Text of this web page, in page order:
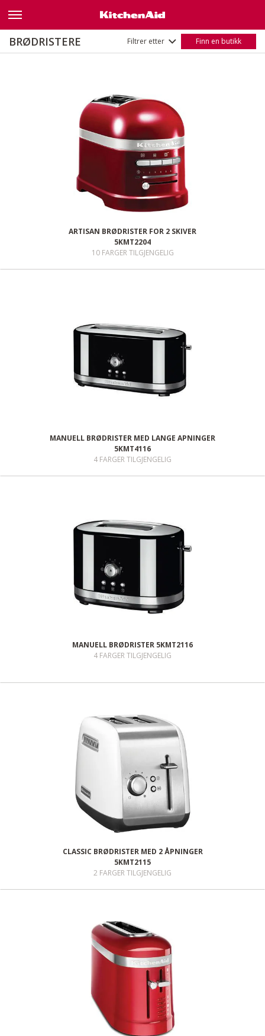
BRØDRISTERE Filtrer etter Finn en butikk
Above 1500W
A–Å
Å–A
ARTISAN BRØDRISTER FOR 2 SKIVER
5KMT2204
10 FARGER TILGJENGELIG
MANUELL BRØDRISTER MED LANGE APNINGER
5KMT4116
4 FARGER TILGJENGELIG
MANUELL BRØDRISTER 5KMT2116
4 FARGER TILGJENGELIG
CLASSIC BRØDRISTER MED 2 ÅPNINGER
5KMT2115
2 FARGER TILGJENGELIG